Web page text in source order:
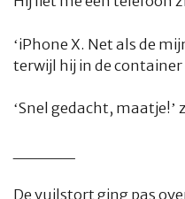
‘iPhone X. Net als de
terwijl hij in de
‘Snel gedacht, maatje!’
De vuilstort ging pas